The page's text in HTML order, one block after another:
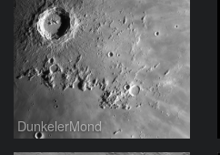
DunkelerMond